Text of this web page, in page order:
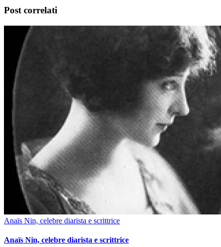
Post correlati
Anaïs Nin, celebre diarista e scrittrice
Anaïs Nin, celebre diarista e scrittrice